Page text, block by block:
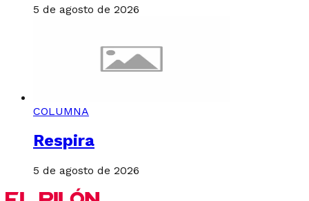
5 de agosto de 2026
COLUMNA
Respira
5 de agosto de 2026